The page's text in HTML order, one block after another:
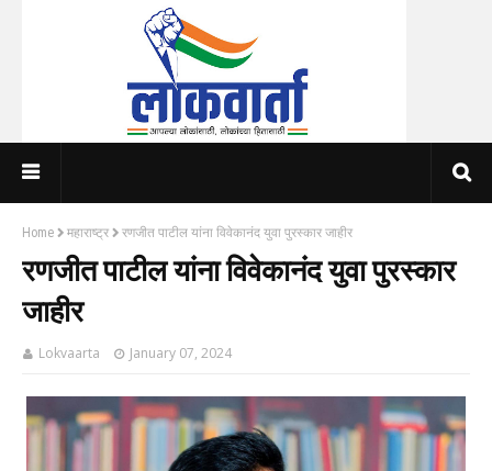
Home महाराष्ट्र रणजीत पाटील यांना विवेकानंद युवा पुरस्कार जाहीर
रणजीत पाटील यांना विवेकानंद युवा पुरस्कार
जाहीर
Lokvaarta January 07, 2024